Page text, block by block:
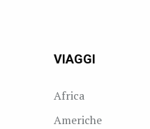
VIAGGI
Africa
Americhe